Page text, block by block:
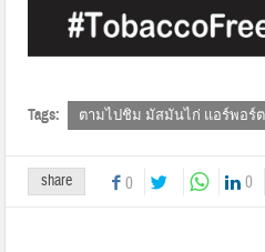
Tags: ตามไปชิม มัสมันไก่ แอร์พอร์ต
share 0 0